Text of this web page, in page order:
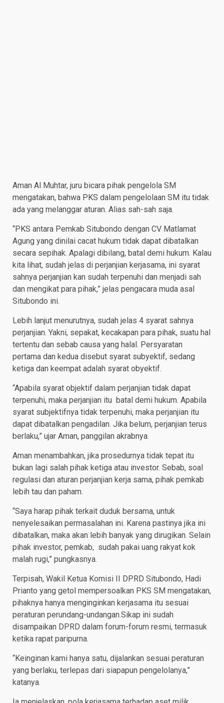
Aman Al Muhtar, juru bicara pihak pengelola SM
mengatakan, bahwa PKS dalam pengelolaan SM itu tidak
ada yang melanggar aturan. Alias sah-sah saja.
“PKS antara Pemkab Situbondo dengan CV Matlamat
Agung yang dinilai cacat hukum tidak dapat dibatalkan
secara sepihak. Apalagi dibilang, batal demi hukum. Kalau
kita lihat, sudah jelas di perjanjian kerjasama, ini syarat
sahnya perjanjian kan sudah terpenuhi dan menjadi sah
dan mengikat para pihak,” jelas pengacara muda asal
Situbondo ini.
Lebih lanjut menurutnya, sudah jelas 4 syarat sahnya
perjanjian. Yakni, sepakat, kecakapan para pihak, suatu hal
tertentu dan sebab causa yang halal. Persyaratan
pertama dan kedua disebut syarat subyektif, sedang
ketiga dan keempat adalah syarat obyektif.
“Apabila syarat objektif dalam perjanjian tidak dapat
terpenuhi, maka perjanjian itu batal demi hukum. Apabila
syarat subjektifnya tidak terpenuhi, maka perjanjian itu
dapat dibatalkan pengadilan. Jika belum, perjanjian terus
berlaku,” ujar Aman, panggilan akrabnya.
Aman menambahkan, jika prosedurnya tidak tepat itu
bukan lagi salah pihak ketiga atau investor. Sebab, soal
regulasi dan aturan perjanjian kerja sama, pihak pemkab
lebih tau dan paham.
“Saya harap pihak terkait duduk bersama, untuk
nenyelesaikan permasalahan ini. Karena pastinya jika ini
dibatalkan, maka akan lebih banyak yang dirugikan. Selain
pihak investor, pemkab, sudah pakai uang rakyat kok
malah rugi,” pungkasnya.
Terpisah, Wakil Ketua Komisi II DPRD Situbondo, Hadi
Prianto yang getol mempersoalkan PKS SM mengatakan,
pihaknya hanya menginginkan kerjasama itu sesuai
peraturan perundang-undangan.Sikap ini sudah
disampaikan DPRD dalam forum-forum resmi, termasuk
ketika rapat paripurna.
“Keinginan kami hanya satu, dijalankan sesuai peraturan
yang berlaku, terlepas dari siapapun pengelolanya,”
katanya.